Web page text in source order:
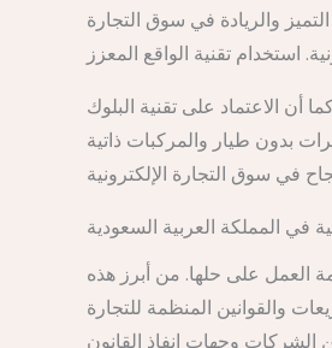
والريادة في سوق التجارة
أن الاعتماد على تقنية البلوك
بدون طيار والمركبات ذاتية
في المملكة العربية السعودية
العمل على حلها. من أبرز هذه
والقوانين المنظمة للتجارة